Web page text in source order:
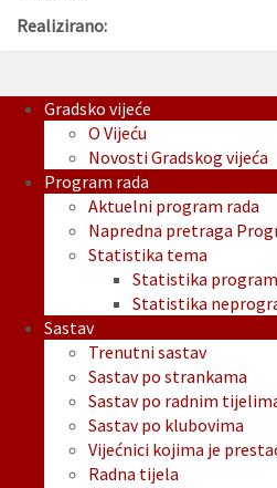
Realizirano:
Gradsko vijeće
O Vijeću
Novosti Gradskog vijeća
Program rada
Aktuelni program rada
Napredna pretraga
Statistika tema
Statistika
Statistika
Sastav
Trenutni sastav
Sastav po strankama
Sastav po radnim
Sastav po klubovima
Vijećnici kojima je
Radna tijela